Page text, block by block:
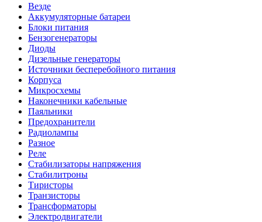
Везде
Аккумуляторные батареи
Блоки питания
Бензогенераторы
Диоды
Дизельные генераторы
Источники бесперебойного питания
Корпуса
Микросхемы
Наконечники кабельные
Паяльники
Предохранители
Радиолампы
Разное
Реле
Стабилизаторы напряжения
Стабилитроны
Тиристоры
Транзисторы
Трансформаторы
Электродвигатели